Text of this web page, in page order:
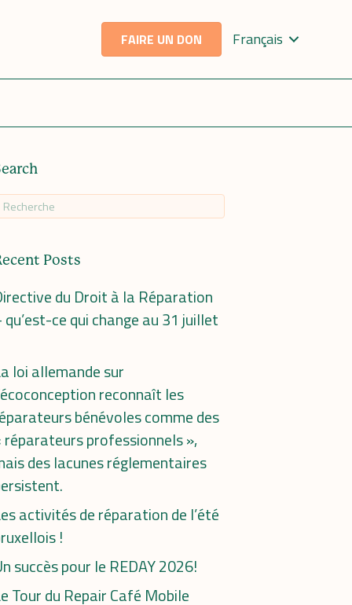
FAIRE UN DON Français
Posts
du Droit à la Réparation
qu’est-ce qui change au 31 juillet
loi allemande sur
reconnaît les
bénévoles comme des
réparateurs professionnels »,
des lacunes réglementaires
activités de réparation de l’été
!
succès pour le REDAY 2026!
Tour du Repair Café Mobile